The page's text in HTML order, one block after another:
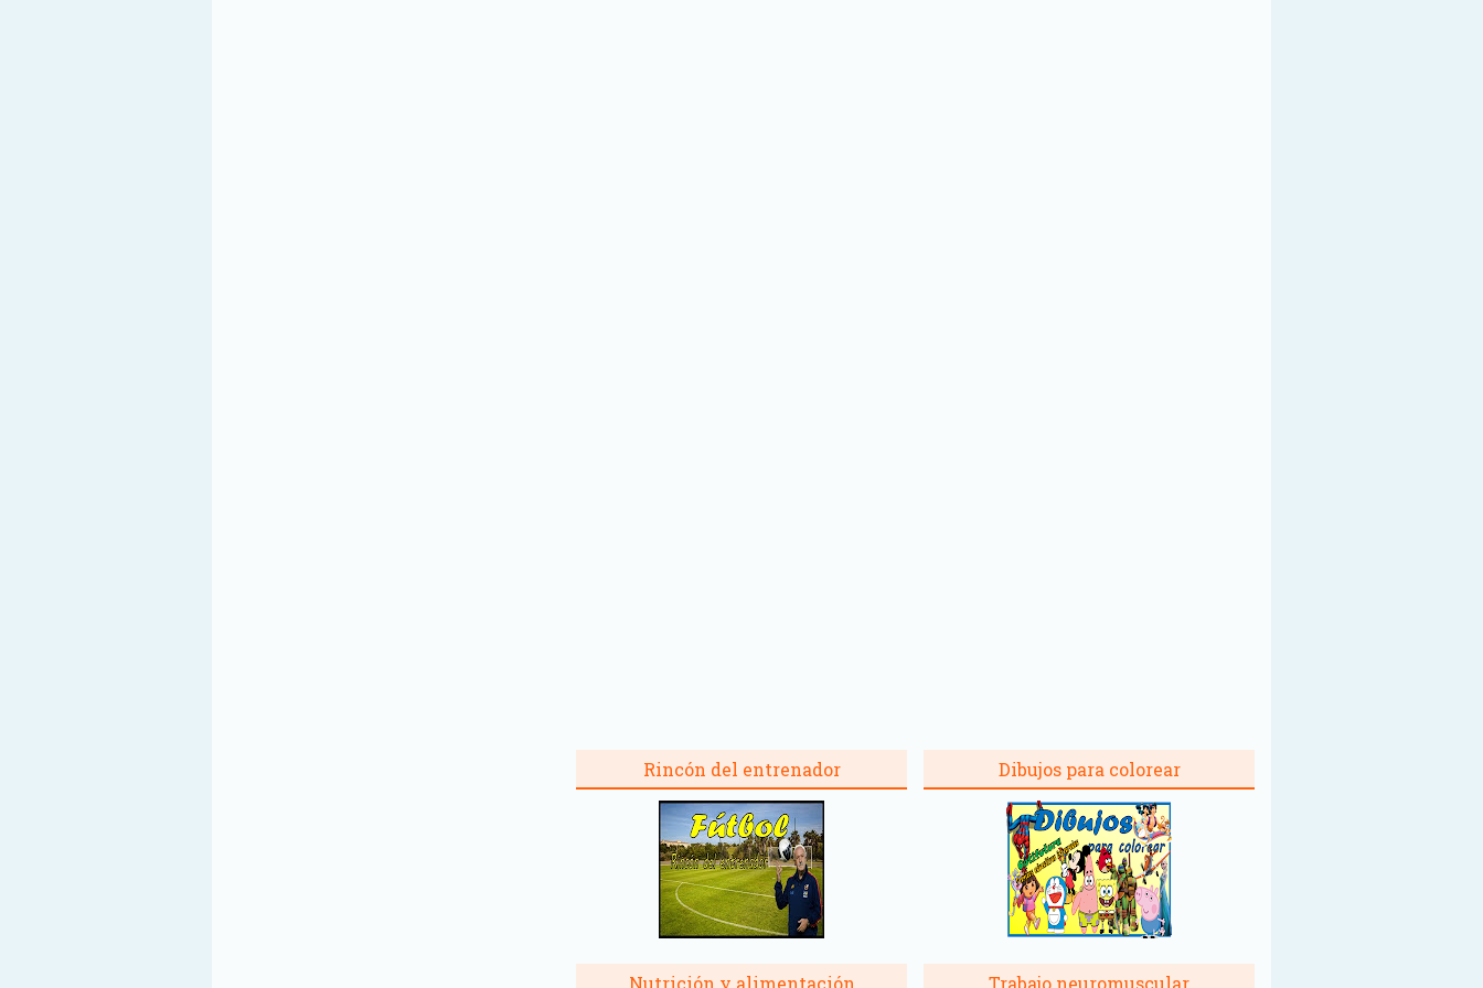
Rincón del entrenador
Nutrición y alimentación
Dibujos para colorear
Trabajo neuromuscular